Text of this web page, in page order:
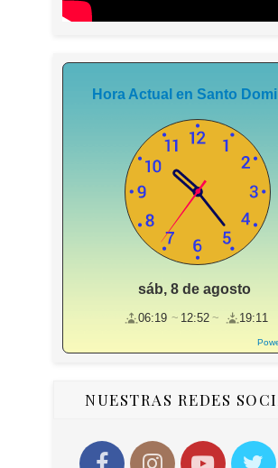
Hora Actual en Santo
sáb, 8 de agosto
06:19 12:52 19:11
NUESTRAS REDES